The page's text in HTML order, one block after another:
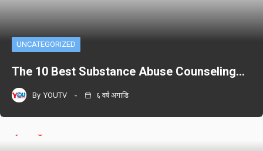
UNCATEGORIZED
The 10 Best Substance Abuse Counseling…
By YOUTV ६ वर्ष अगाडि